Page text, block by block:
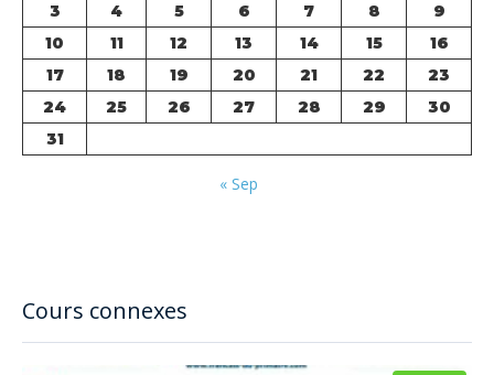
Cours connexes
3
4 5 6 7 8
9
10
11 12 13 14 15
16
17
18 19 20 21 22
23
24
25 26 27 28 29
30
31
« Sep